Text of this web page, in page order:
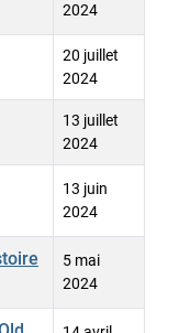
2024
20 juillet
2024
13 juillet
2024
13 juin
2024
5 mai
2024